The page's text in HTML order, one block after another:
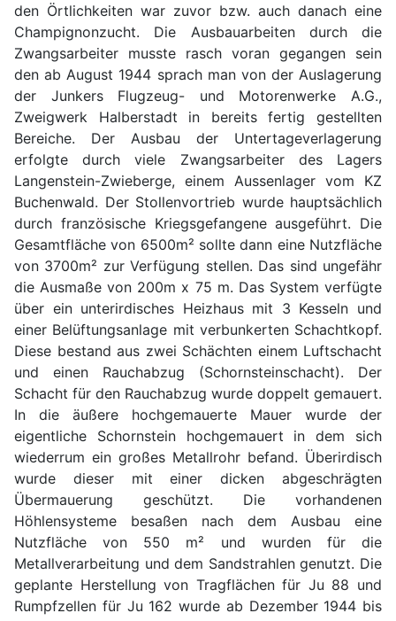
den Örtlichkeiten war zuvor bzw. auch danach eine
Champignonzucht. Die Ausbauarbeiten durch die
Zwangsarbeiter musste rasch voran gegangen sein
den ab August 1944 sprach man von der Auslagerung
der Junkers Flugzeug- und Motorenwerke A.G.,
Zweigwerk Halberstadt in bereits fertig gestellten
Bereiche. Der Ausbau der Untertageverlagerung
erfolgte durch viele Zwangsarbeiter des Lagers
Langenstein-Zwieberge, einem Aussenlager vom KZ
Buchenwald. Der Stollenvortrieb wurde hauptsächlich
durch französische Kriegsgefangene ausgeführt. Die
Gesamtfläche von 6500m² sollte dann eine Nutzfläche
von 3700m² zur Verfügung stellen. Das sind ungefähr
die Ausmaße von 200m x 75 m. Das System verfügte
über ein unterirdisches Heizhaus mit 3 Kesseln und
einer Belüftungsanlage mit verbunkerten Schachtkopf.
Diese bestand aus zwei Schächten einem Luftschacht
und einen Rauchabzug (Schornsteinschacht). Der
Schacht für den Rauchabzug wurde doppelt gemauert.
In die äußere hochgemauerte Mauer wurde der
eigentliche Schornstein hochgemauert in dem sich
wiederrum ein großes Metallrohr befand. Überirdisch
wurde dieser mit einer dicken abgeschrägten
Übermauerung geschützt. Die vorhandenen
Höhlensysteme besaßen nach dem Ausbau eine
Nutzfläche von 550 m² und wurden für die
Metallverarbeitung und dem Sandstrahlen genutzt. Die
geplante Herstellung von Tragflächen für Ju 88 und
Rumpfzellen für Ju 162 wurde ab Dezember 1944 bis